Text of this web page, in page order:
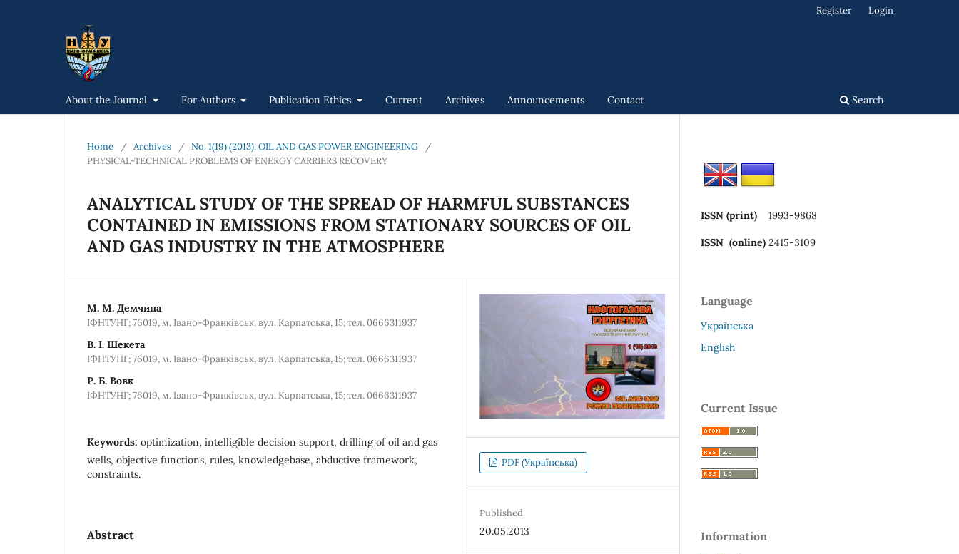
About the Journal For Authors Publication Ethics Current Archives Announcements Contact Search
Register Login
Home / Archives / No. 1(19) (2013): OIL AND GAS POWER ENGINEERING
/
PHYSICAL-TECHNICAL PROBLEMS OF ENERGY CARRIERS RECOVERY
ANALYTICAL STUDY OF THE SPREAD OF HARMFUL SUBSTANCES
CONTAINED IN EMISSIONS FROM STATIONARY SOURCES OF OIL
AND GAS INDUSTRY IN THE ATMOSPHERE
М. М. Демчина
ІФНТУНГ; 76019, м. Івано-Франківськ, вул. Карпатська, 15; тел. 0666311937
В. І. Шекета
ІФНТУНГ; 76019, м. Івано-Франківськ, вул. Карпатська, 15; тел. 0666311937
Р. Б. Вовк
ІФНТУНГ; 76019, м. Івано-Франківськ, вул. Карпатська, 15; тел. 0666311937
Keywords: optimization, intelligible decision support, drilling of oil and gas
wells, objective functions, rules, knowledgebase, abductive framework,
constraints.
Abstract
PDF (Українська)
Published
20.05.2013
ISSN (print) 1993-9868
ISSN (online) 2415-3109
Language
Українська
English
Current Issue
Information